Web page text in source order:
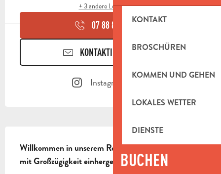
KONTAKT
BROSCHÜREN
KOMMEN UND GEHEN
LOKALES WETTER
DIENSTE
BUCHEN
+ 3 andere Leistung(en)
07 88 82 97▒▒
KONTAKTIEREN SIE UNS
Instagram Seite
Willkommen in unserem Restaurant, wo Einfachheit
mit Großzügigkeit einhergeht!